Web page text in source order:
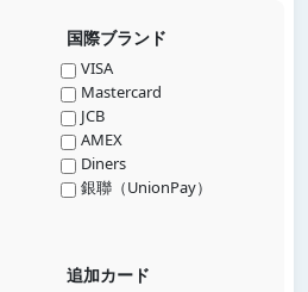
国際ブランド
VISA
Mastercard
JCB
AMEX
Diners
銀聯（UnionPay）
追加カード